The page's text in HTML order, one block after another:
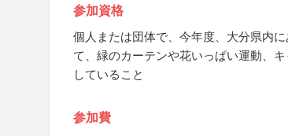
参加資格
個人または団体で、今年度、大分県内
て、緑のカーテンや花いっぱい運動、
していること
参加費